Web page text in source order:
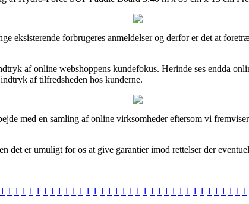
eksisterende forbrugeres anmeldelser og derfor er det at
af online webshoppens kundefokus. Herinde ses endda
af tilfredsheden hos kunderne.
med en samling af online virksomheder eftersom vi
er umuligt for os at give garantier imod rettelser der
1 1 1 1 1 1 1 1 1 1 1 1 1 1 1 1 1 1 1 1 1 1 1 1 1 1 1 1 1 1 1 1 1 1 1